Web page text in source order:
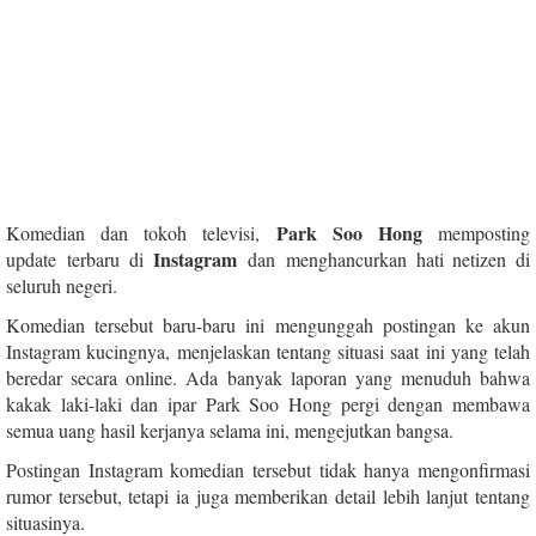
Komedian dan tokoh televisi, Park Soo Hong memposting
update terbaru diInstagram dan menghancurkan hati netizen di
seluruh negeri.
Komedian tersebut baru-baru ini mengunggah postingan ke akun
Instagram kucingnya, menjelaskan tentang situasi saat ini yang telah
beredar secara online. Ada banyak laporan yang menuduh bahwa
kakak laki-laki dan ipar Park Soo Hong pergi dengan membawa
semua uang hasil kerjanya selama ini, mengejutkan bangsa.
Postingan Instagram komedian tersebut tidak hanya mengonfirmasi
rumor tersebut, tetapi ia juga memberikan detail lebih lanjut tentang
situasinya.